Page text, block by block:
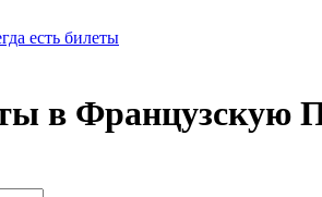
есть билеты
в Французскую